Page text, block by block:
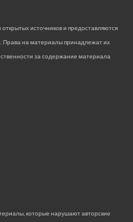
источников и предоставляются
Права на материалы принадлежат их
за содержание материала
которые нарушают авторские